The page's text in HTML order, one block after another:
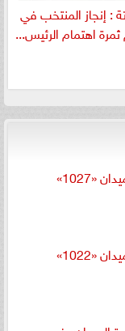
: إنجاز المنتخب في
اهتمام الرئيس...
«1027»
«1022»